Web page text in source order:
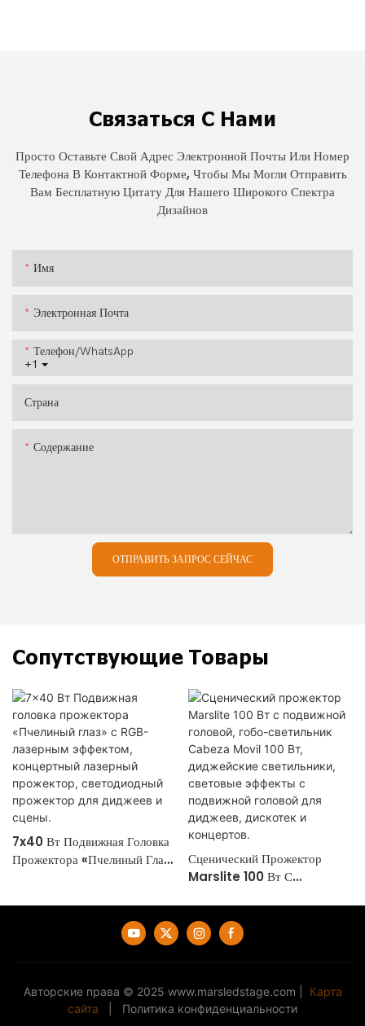
Связаться С Нами
Просто Оставьте Свой Адрес Электронной Почты Или Номер
Телефона В Контактной Форме, Чтобы Мы Могли Отправить
Вам Бесплатную Цитату Для Нашего Широкого Спектра
Дизайнов
Имя
Электронная Почта
+1
Телефон/WhatsApp
Страна
Содержание
ОТПРАВИТЬ ЗАПРОС СЕЙЧАС
Сопутствующие Товары
7x40 Вт Подвижная Головка
Прожектора «Пчелиный Глаз»
Прожектор Для Диджеев И
Сценический Прожектор
Marslite 100 Вт С
100 Вт, Диджейские
Светильники, Световые
Головой Для Диджеев,
Дискотек И Концертов.
Авторские права © 2025 www.marsledstage.com
Карта
сайта
Политика конфиденциальности